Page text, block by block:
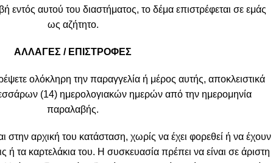
εντός αυτού του διαστήματος, το δέμα επιστρέφεται σε εμάς
ως αζήτητο.
ΑΛΛΑΓΕΣ / ΕΠΙΣΤΡΟΦΕΣ
ολόκληρη την παραγγελία ή μέρος αυτής, αποκλειστικά
(14) ημερολογιακών ημερών από την ημερομηνία
παραλαβής.
στην αρχική του κατάσταση, χωρίς να έχει φορεθεί ή να έχουν
ή τα καρτελάκια του. Η συσκευασία πρέπει να είναι σε άριστη